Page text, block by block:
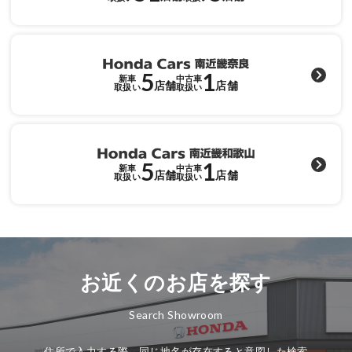
新車
取扱い5店舗
中古車
取扱い1店舗
新車
取扱い5店舗
中古車
取扱い1店舗
お近くのお店を探す
Search Showroom